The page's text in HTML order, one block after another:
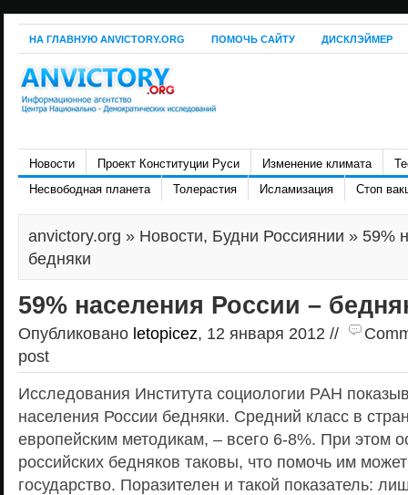
НА ГЛАВНУЮ ANVICTORY.ORG ПОМОЧЬ САЙТУ ДИСКЛЭЙМЕР
Новости Проект Конституции Руси Изменение климата
Несвободная планета
Толерастия Исламизация Стоп
anvictory.org » Новости, Будни Россиянии » 59%
бедняки
59% населения России –
Опубликовано letopicez, 12 января 2012 //
post
Исследования Института социологии РАН
населения России бедняки. Средний класс в
европейским методикам, – всего 6-8%. При этом
российских бедняков таковы, что помочь им
государство. Поразителен и такой показатель: